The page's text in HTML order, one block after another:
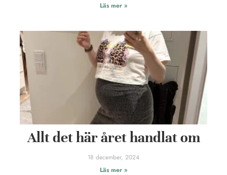
Läs mer »
Allt det här året handlat om
18 december, 2024
Läs mer »